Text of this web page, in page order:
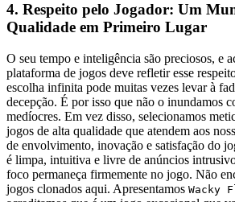
4. Respeito pelo Jogador: Um
Qualidade em Primeiro Lugar
O seu tempo e inteligência são preciosos, e
plataforma de jogos deve refletir esse
escolha infinita pode muitas vezes levar à
decepção. É por isso que não o inundamos
medíocres. Em vez disso, selecionamos
jogos de alta qualidade que atendem aos
de envolvimento, inovação e satisfação do
é limpa, intuitiva e livre de anúncios
foco permaneça firmemente no jogo. Não
jogos clonados aqui. Apresentamos Wacky